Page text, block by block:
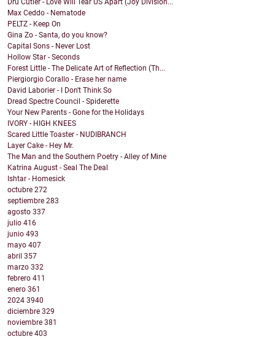
Dru Cutler - Love Will Tear US Apart (Joy Division...
Max Ceddo - Nematode
PELTZ - Keep On
Gina Zo - Santa, do you know?
Capital Sons - Never Lost
Hollow Star - Seconds
Forest Little - The Delicate Art of Reflection (Th...
Piergiorgio Corallo - Erase her name
David Laborier - I Don't Think So
Dread Spectre Council - Spiderette
Your New Parents - Gone for the Holidays
IVORY - HIGH KNEES
Scared Little Toaster - NUDIBRANCH
Layer Cake - Hey Mr.
The Man and the Southern Poetry - Alley of Mine
Katrina August - Seal The Deal
Ishtar - Homesick
octubre 272
septiembre 283
agosto 337
julio 416
junio 493
mayo 407
abril 357
marzo 332
febrero 411
enero 361
2024 3940
diciembre 329
noviembre 381
octubre 403